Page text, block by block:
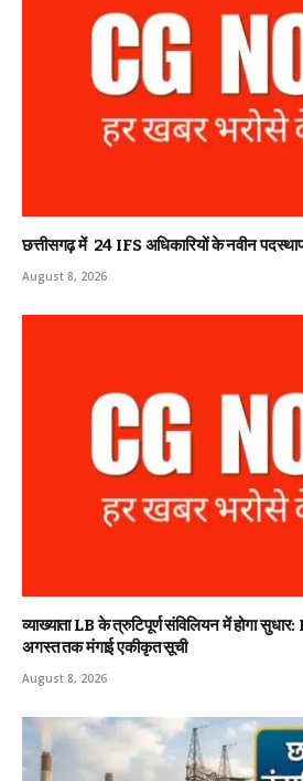
छत्तीसगढ़ में 24 IFS अधिकारियों के नवीन
August 8, 2026
व्याख्याता LB के त्रुटिपूर्ण संविलियन में होगा
अगस्त तक मंगाई एकीकृत सूची
August 8, 2026